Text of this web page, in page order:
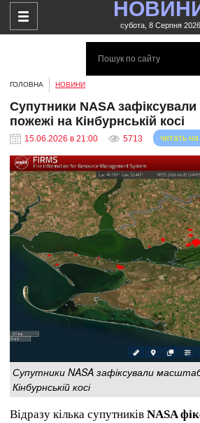
субота, 8 Серпня
ГОЛОВНА НОВИНИ
Супутники NASA
пожежі на Кінбурнській косі
15.06.2026 в 21:00 5713 читать
Супутники NASA зафіксували
Кінбурнській косі
Відразу кілька супутників NASA